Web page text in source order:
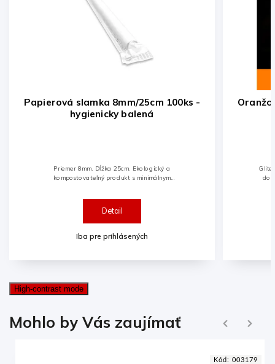
Papierová slamka 8mm/25cm 100ks -
hygienicky balená
Iba pre prihlásených
Detail
Priemer 8mm. Dĺžka 25cm. Ekologický a
kompostovateľný produkt s minimálnym
do
High-contrast mode
Mohlo by Vás zaujímať
Kód: 003179